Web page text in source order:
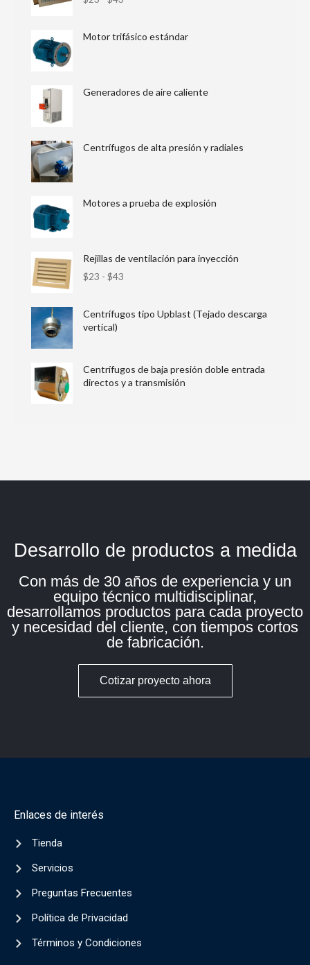
Motor trifásico estándar
Generadores de aire caliente
Centrífugos de alta presión y radiales
Motores a prueba de explosión
Rejillas de ventilación para inyección
$23 - $43
Centrífugos tipo Upblast (Tejado descarga
vertical)
Centrífugos de baja presión doble entrada
directos y a transmisión
Desarrollo de productos a medida
Con más de 30 años de experiencia y un
equipo técnico multidisciplinar,
desarrollamos productos para cada proyecto
y necesidad del cliente, con tiempos cortos
de fabricación.
Cotizar proyecto ahora
Enlaces de interés
Tienda
Servicios
Preguntas Frecuentes
Política de Privacidad
Términos y Condiciones